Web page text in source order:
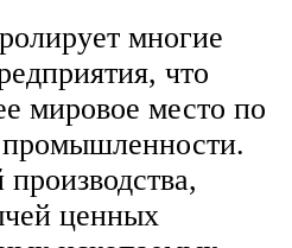
многие
что
мировое место по
ценных